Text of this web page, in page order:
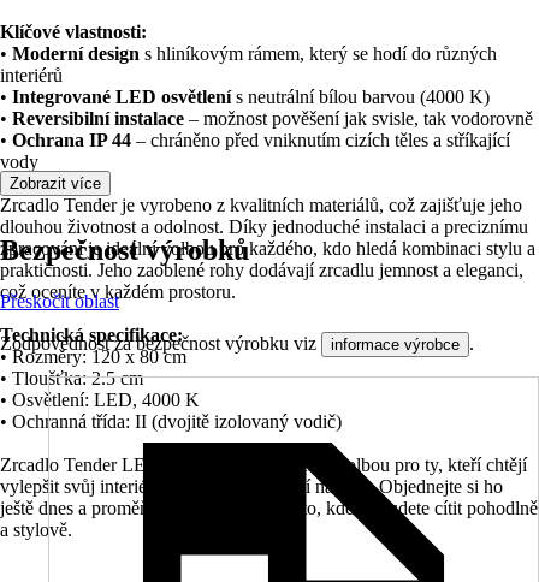
Klíčové vlastnosti:
• Moderní design s hliníkovým rámem, který se hodí do různých
interiérů
• Integrované LED osvětlenís neutrální bílou barvou (4000 K)
• Reversibilní instalace – možnost pověšení jak svisle, tak vodorovně
• Ochrana IP 44 – chráněno před vniknutím cizích těles a stříkající
vody
Zrcadlo Tender je vyrobeno z kvalitních materiálů, což zajišťuje jeho
dlouhou životnost a odolnost. Díky jednoduché instalaci a preciznímu
zpracování je ideální volbou pro každého, kdo hledá kombinaci stylu a
praktičnosti. Jeho zaoblené rohy dodávají zrcadlu jemnost a eleganci,
což oceníte v každém prostoru.
Technická specifikace:
• Rozměry: 120 x 80 cm
• Tloušťka: 2.5 cm
• Osvětlení: LED, 4000 K
• Ochranná třída: II (dvojitě izolovaný vodič)
Zrcadlo Tender LED 80x120 cm je skvělou volbou pro ty, kteří chtějí
vylepšit svůj interiér a přidat mu moderní nádech. Objednejte si ho
ještě dnes a proměňte svůj prostor v místo, kde se budete cítit pohodlně
a stylově.
Zobrazit více
Bezpečnost výrobků
Přeskočit oblast
Zodpovědnost za bezpečnost výrobku viz informace výrobce .